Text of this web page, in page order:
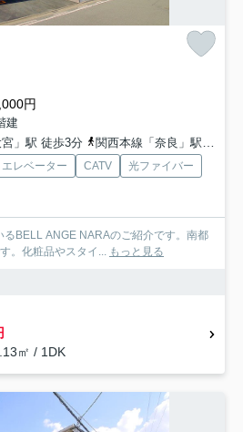
円
建
」駅 徒歩3分
関西本線「奈良」駅 徒歩20分
エレベーター CATV
光ファイバー
るBELL ANGE NARAのご紹介です。南都
。化粧品やスタイ...
もっと見る
㎡ / 1DK